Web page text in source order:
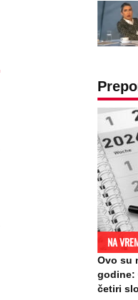
NA
Ovo su
godine:
četiri